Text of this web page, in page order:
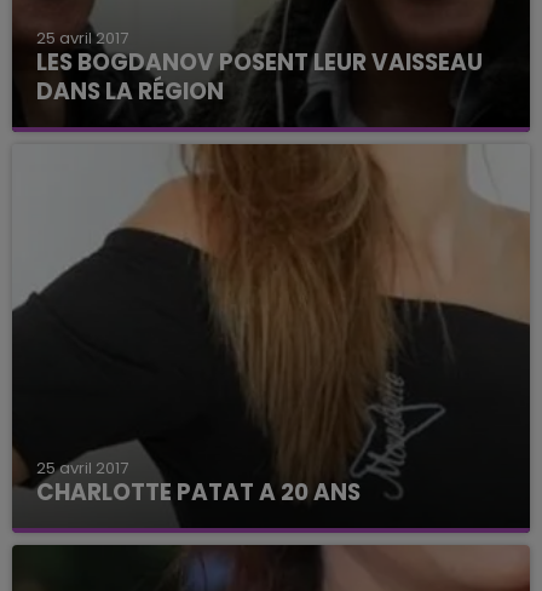
25 avril 2017
LES BOGDANOV POSENT LEUR VAISSEAU
DANS LA RÉGION
25 avril 2017
CHARLOTTE PATAT A 20 ANS